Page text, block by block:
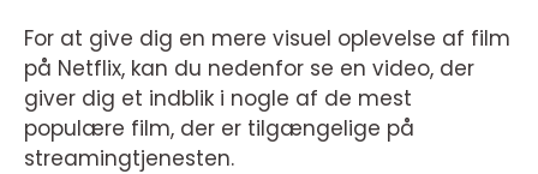
For at give dig en mere visuel oplevelse af film
på Netflix, kan du nedenfor se en video, der
giver dig et indblik i nogle af de mest
populære film, der er tilgængelige på
streamingtjenesten.